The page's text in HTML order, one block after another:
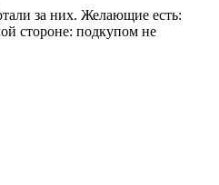
за них. Желающие есть:
стороне: подкупом не